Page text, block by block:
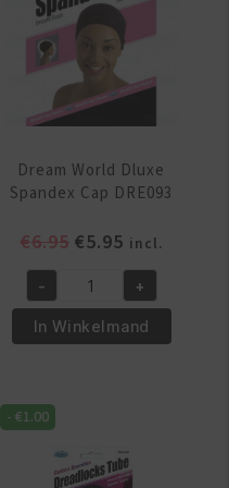
Dream World Dluxe
Spandex Cap DRE093
€6.95 Oorspronkelijke
was:
€6.95.
€5.95Huidige
prijs
is:
€5.95.
incl.
Dream
World
Dluxe
Cap
DRE093
aantal
- +
In Winkelmand
-€1.00